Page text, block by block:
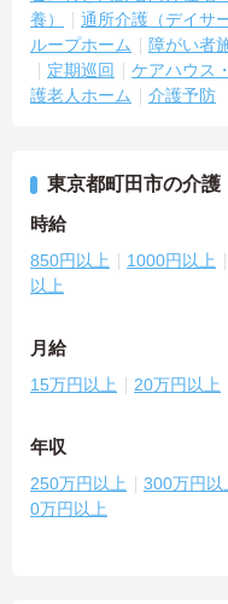
養）
通所介護（デイサ
ループホーム
障がい者
定期巡回
ケアハウス
護老人ホーム
介護予防
東京都町田市の介護
時給
850円以上 1000円以上
以上
月給
15万円以上 20万円以上
年収
250万円以上 300万円以
0万円以上